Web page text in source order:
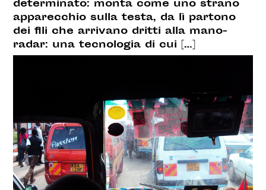
determinato: monta come uno strano
apparecchio sulla testa, da lì partono
dei fili che arrivano dritti alla mano-
radar: una tecnologia di cui […]